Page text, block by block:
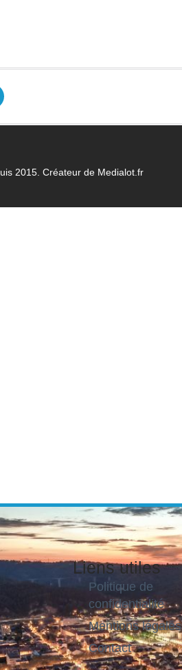
2015. Créateur de Medialot.fr
Liens utiles
Politique de
confidentialité
Mentions légales
Contact